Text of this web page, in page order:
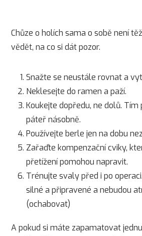
Chůze o holích sama o sobě není
vědět, na co si dát pozor.
Snažte se neustále rovnat a
Neklesejte do ramen a paží.
Koukejte dopředu, ne dolů.
páteř násobně.
Používejte berle jen na dobu
Zařaďte kompenzační cviky,
přetížení pomohou napravit.
Trénujte svaly před i po
silné a připravené a nebudou
(ochabovat)
A pokud si máte zapamatovat